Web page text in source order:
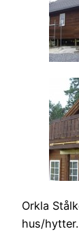
Orkla
hus/hytter.